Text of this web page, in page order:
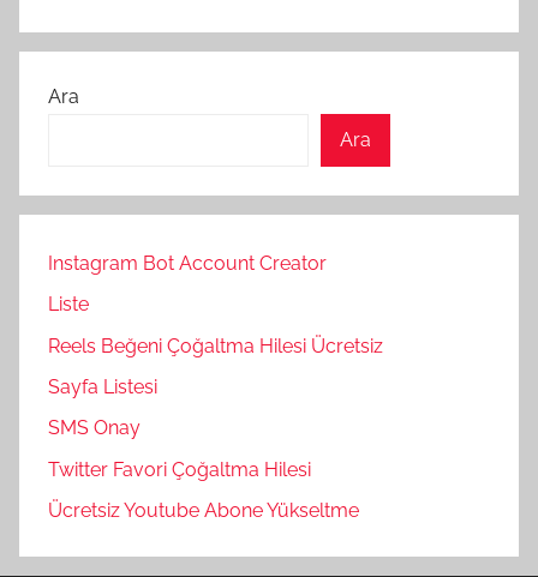
Ara
Ara
Instagram Bot Account Creator
Liste
Reels Beğeni Çoğaltma Hilesi Ücretsiz
Sayfa Listesi
SMS Onay
Twitter Favori Çoğaltma Hilesi
Ücretsiz Youtube Abone Yükseltme